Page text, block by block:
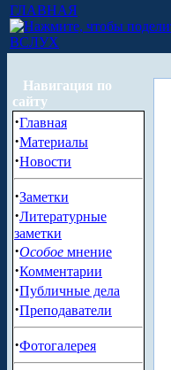
ГЛАВНАЯ
ВСЛУХ
Навигация по
сайту
·Главная
·Материалы
·Новости
·Заметки
·Литературные
заметки
·Особое мнение
·Комментарии
·Публичные дела
·Преподаватели
·Фотогалерея